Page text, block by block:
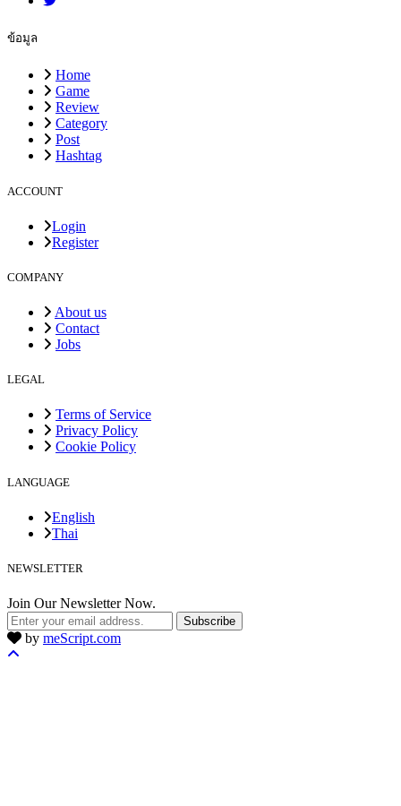
ข้อมูล
Home
Game
Review
Category
Post
Hashtag
ACCOUNT
Login
Register
COMPANY
About us
Contact
Jobs
LEGAL
Terms of Service
Privacy Policy
Cookie Policy
LANGUAGE
English
Thai
NEWSLETTER
Join Our Newsletter Now.
Subscribe
by meScript.com